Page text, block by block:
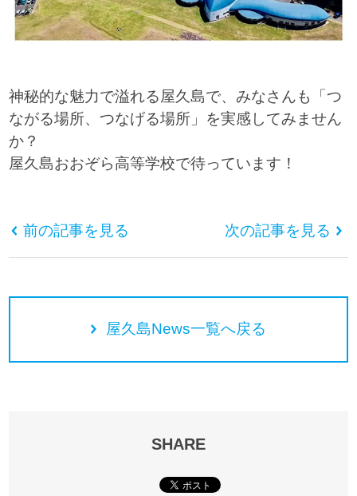
神秘的な魅力で溢れる屋久島で、みなさんも「つ
ながる場所、つなげる場所」を実感してみません
か？
屋久島おおぞら高等学校で待っています！
前の記事を見る 次の記事を見る
屋久島News一覧へ戻る
SHARE